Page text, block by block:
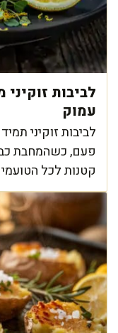
עמוק
לביבות זוקיני
פעם, כשהמחבת
קטנות לכל